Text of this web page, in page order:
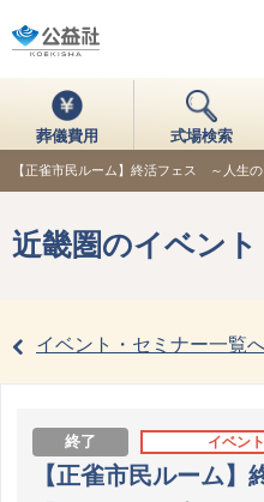
葬儀費用 式場検索
【正雀市民ルーム】終活フェス ～人生
近畿圏のイベン
イベント・セミナー一覧
終了 イベント
【正雀市民ルーム